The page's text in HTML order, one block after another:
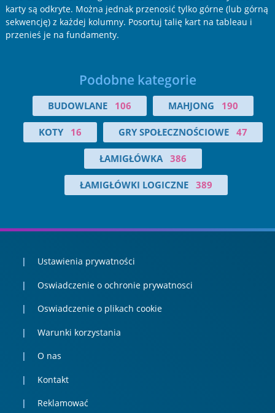
karty są odkryte. Można jednak przenosić tylko górne (lub górną
sekwencję) z każdej kolumny. Posortuj talię kart na tableau i
przenieś je na fundamenty.
Podobne kategorie
BUDOWLANE 106 MAHJONG 190
KOTY 16 GRY SPOŁECZNOŚCIOWE 47
ŁAMIGŁÓWKA 386
ŁAMIGŁÓWKI LOGICZNE 389
Ustawienia prywatności
Oswiadczenie o ochronie prywatnosci
Oswiadczenie o plikach cookie
Warunki korzystania
O nas
Kontakt
Reklamować